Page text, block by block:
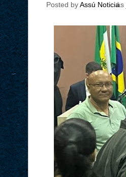
Posted byAssú Noticia
às